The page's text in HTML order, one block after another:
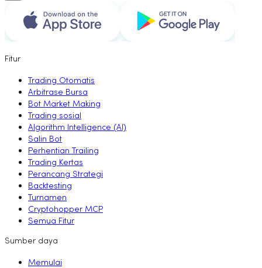
Fitur
Trading Otomatis
Arbitrase Bursa
Bot Market Making
Trading sosial
Algorithm Intelligence (AI)
Salin Bot
Perhentian Trailing
Trading Kertas
Perancang Strategi
Backtesting
Turnamen
Cryptohopper MCP
Semua Fitur
Sumber daya
Memulai